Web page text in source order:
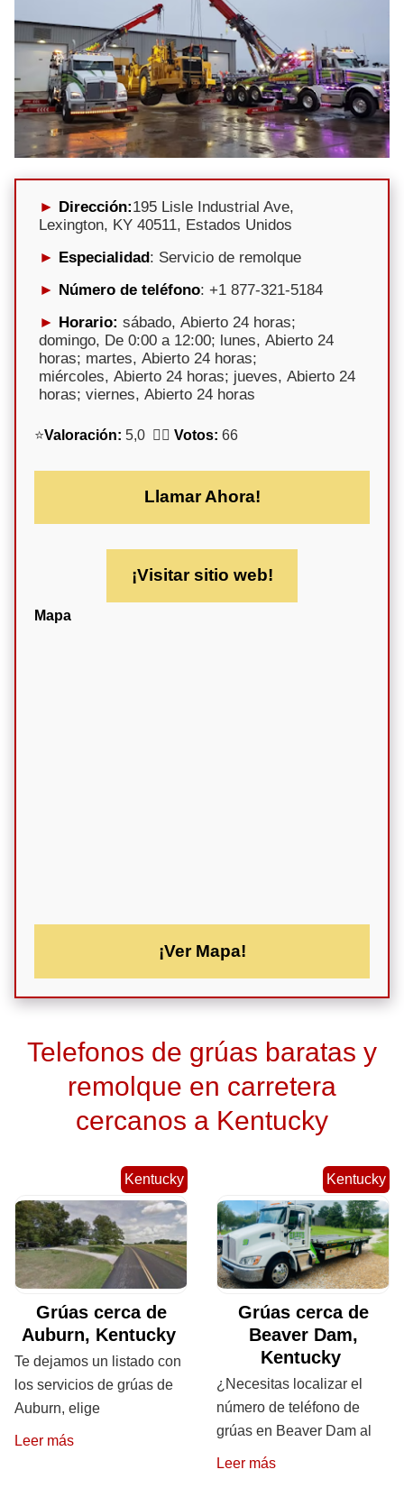
Dirección:195 Lisle Industrial Ave,
Lexington, KY 40511, Estados Unidos
Especialidad: Servicio de remolque
Número de teléfono: +1 877-321-5184
Horario: sábado, Abierto 24 horas;
domingo, De 0:00 a 12:00; lunes, Abierto 24
horas; martes, Abierto 24 horas;
miércoles, Abierto 24 horas; jueves, Abierto 24
horas; viernes, Abierto 24 horas
⭐Valoración: 5,0 🕵️‍♀️ Votos: 66
Llamar Ahora!
¡Visitar sitio web!
Mapa
¡Ver Mapa!
Telefonos de grúas baratas y
remolque en carretera
cercanos a Kentucky
Kentucky
Grúas cerca de
Auburn, Kentucky
Te dejamos un listado con
los servicios de grúas de
Auburn, elige
Leer más
Kentucky
Grúas cerca de
Beaver Dam,
Kentucky
¿Necesitas localizar el
número de teléfono de
grúas en Beaver Dam al
Leer más